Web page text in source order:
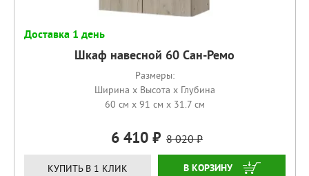
Доставка 1 день
Шкаф навесной 60 Сан-Ремо
Размеры:
Ширина x Высота x Глубина
60 см x 91 см x 31.7 см
6 410 8 020
КУПИТЬ В 1 КЛИК КУПИТЬ